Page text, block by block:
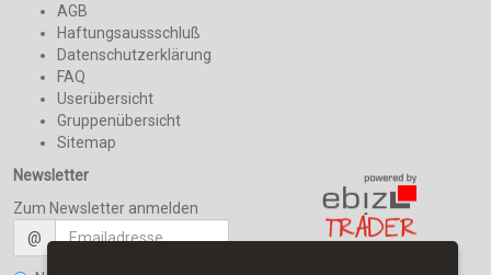
AGB
Haftungsaussschluß
Datenschutzerklärung
FAQ
Userübersicht
Gruppenübersicht
Sitemap
Newsletter
Zum Newsletter anmelden
@